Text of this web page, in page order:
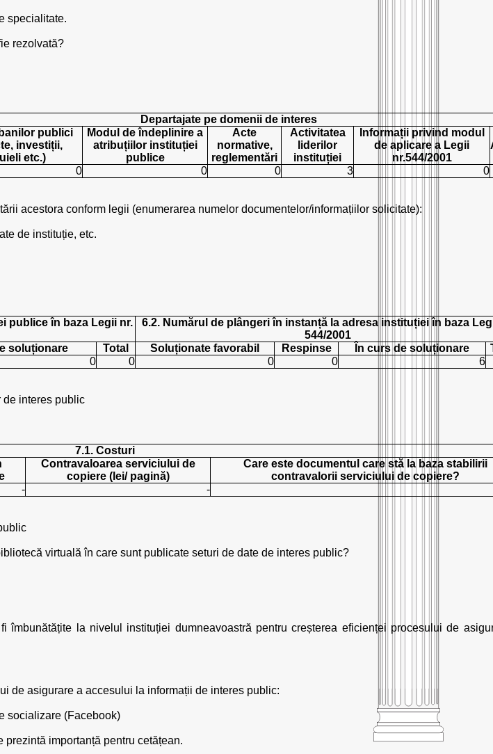
specialitate.
rezolvată?
Departajate pe domenii de interes
publici
investiții,
etc.)
Modul de îndeplinire a
atribuțiilor instituției
publice
Acte
normative,
reglementări
Activitatea
liderilor
instituției
Informații privind modul
de aplicare a Legii
nr.544/2001
0 0 0 3 0
acestora conform legii (enumerarea numelor documentelor/informațiilor solicitate):
de instituție, etc.
publice în baza Legii nr.
6.2. Numărul de plângeri în instanță la adresa instituției în baza
544/2001
soluționare Total Soluționate favorabil Respinse În curs de soluționare
0 0 0 0 6
de interes public
7.1. Costuri
Contravaloarea serviciului de
copiere (lei/ pagină)
Care este documentul care stă la baza stabilirii
contravalorii serviciului de copiere?
- -
virtuală în care sunt publicate seturi de date de interes public?
îmbunătățite la nivelul instituției dumneavoastră pentru creșterea eficienței procesului de
de asigurare a accesului la informații de interes public:
socializare (Facebook)
importanță pentru cetățean.